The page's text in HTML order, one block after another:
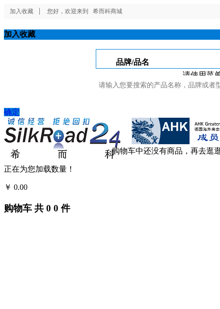
加入收藏 您好，欢迎来到 希而科商城
加入收藏
请使用菜
确定
购物车中还没有商品，再去逛
正在为您加载数量！
￥ 0.00
购物车 共 0 0 件
品牌/品名